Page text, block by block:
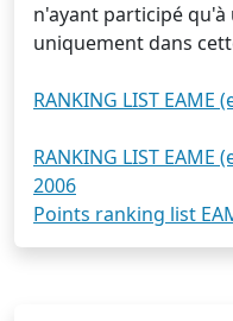
n'ayant participé
uniquement dans
RANKING LIST EAME
RANKING LIST EAME
2006
Points ranking list